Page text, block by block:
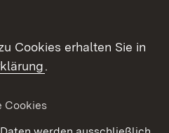
Cookies erhalten Sie in
.
Cookies